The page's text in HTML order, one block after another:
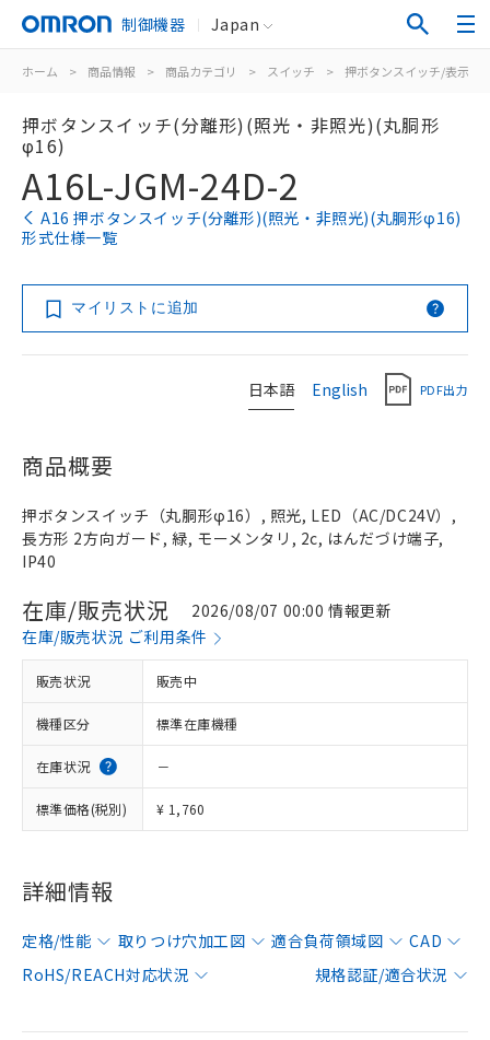
制御機器 Japan
ホーム > 商品情報 > 商品カテゴリ > スイッチ > 押ボタンスイッチ/表示灯
押ボタンスイッチ(分離形)(照光・非照光)(丸胴形
φ16)
A16L-JGM-24D-2
A16 押ボタンスイッチ(分離形)(照光・非照光)(丸胴形φ16)
形式仕様一覧
マイリストに追加
日本語 English PDF出力
商品概要
押ボタンスイッチ（丸胴形φ16）, 照光, LED（AC/DC24V）,
長方形 2方向ガード, 緑, モーメンタリ, 2c, はんだづけ端子,
IP40
在庫/販売状況
2026/08/07 00:00 情報更新
在庫/販売状況 ご利用条件
販売状況 販売中
機種区分 標準在庫機種
在庫状況 －
標準価格(税別) ¥ 1,760
詳細情報
定格/性能 取りつけ穴加工図 適合負荷領域図
CAD
RoHS/REACH対応状況
規格認証/適合状況